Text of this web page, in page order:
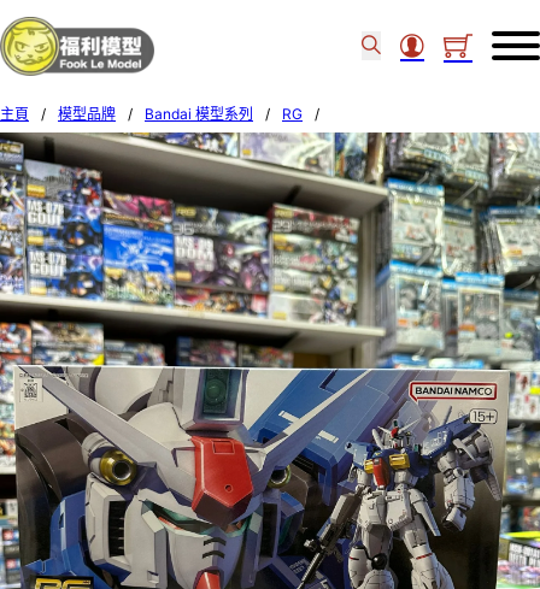
主頁 / 模型品牌 / Bandai 模型系列 / RG
/
Bandai 1/144 RG #13 GUNDAM GP01Fb FULLBURNERN 61825